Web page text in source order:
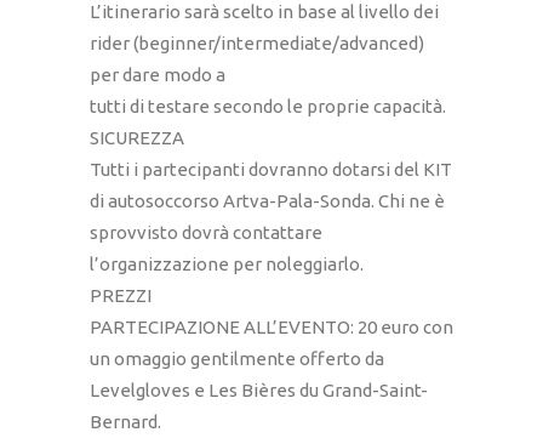
L’itinerario sarà scelto in base al livello dei
rider (beginner/intermediate/advanced)
per dare modo a
tutti di testare secondo le proprie capacità.
SICUREZZA
Tutti i partecipanti dovranno dotarsi del KIT
di autosoccorso Artva-Pala-Sonda. Chi ne è
sprovvisto dovrà contattare
l’organizzazione per noleggiarlo.
PREZZI
PARTECIPAZIONE ALL’EVENTO: 20 euro con
un omaggio gentilmente offerto da
Levelgloves e Les Bières du Grand-Saint-
Bernard.